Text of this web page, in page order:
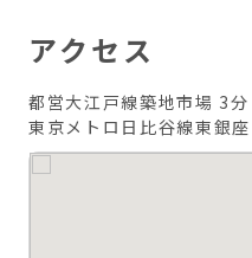
アクセス
都営大江戸線築地市場 3分
東京メトロ日比谷線東銀